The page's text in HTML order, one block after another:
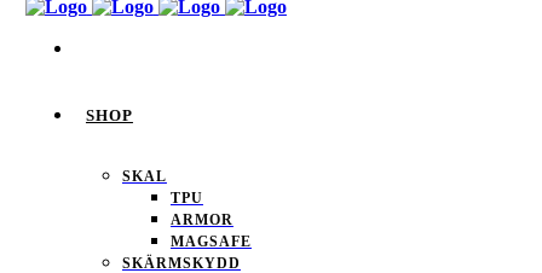
SHOP
SKAL
TPU
ARMOR
MAGSAFE
SKÄRMSKYDD